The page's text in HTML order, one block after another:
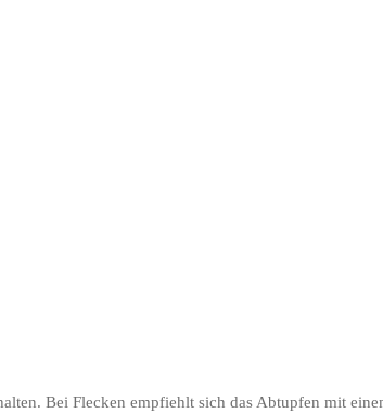
Bei Flecken empfiehlt sich das Abtupfen mit